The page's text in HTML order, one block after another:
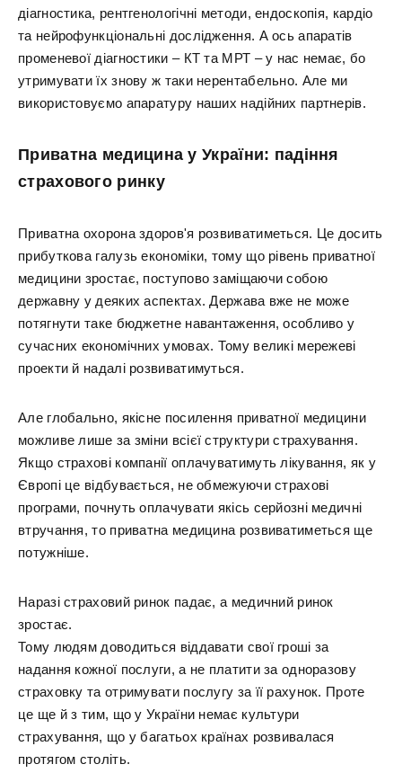
діагностика, рентгенологічні методи, ендоскопія, кардіо
та нейрофункціональні дослідження. А ось апаратів
променевої діагностики – КТ та МРТ – у нас немає, бо
утримувати їх знову ж таки нерентабельно. Але ми
використовуємо апаратуру наших надійних партнерів.
Приватна медицина у України: падіння
страхового ринку
Приватна охорона здоров'я розвиватиметься. Це досить
прибуткова галузь економіки, тому що рівень приватної
медицини зростає, поступово заміщаючи собою
державну у деяких аспектах. Держава вже не може
потягнути таке бюджетне навантаження, особливо у
сучасних економічних умовах. Тому великі мережеві
проекти й надалі розвиватимуться.
Але глобально, якісне посилення приватної медицини
можливе лише за зміни всієї структури страхування.
Якщо страхові компанії оплачуватимуть лікування, як у
Європі це відбувається, не обмежуючи страхові
програми, почнуть оплачувати якісь серйозні медичні
втручання, то приватна медицина розвиватиметься ще
потужніше.
Наразі страховий ринок падає, а медичний ринок
зростає.
Тому людям доводиться віддавати свої гроші за
надання кожної послуги, а не платити за одноразову
страховку та отримувати послугу за її рахунок. Проте
це ще й з тим, що у України немає культури
страхування, що у багатьох країнах розвивалася
протягом століть.